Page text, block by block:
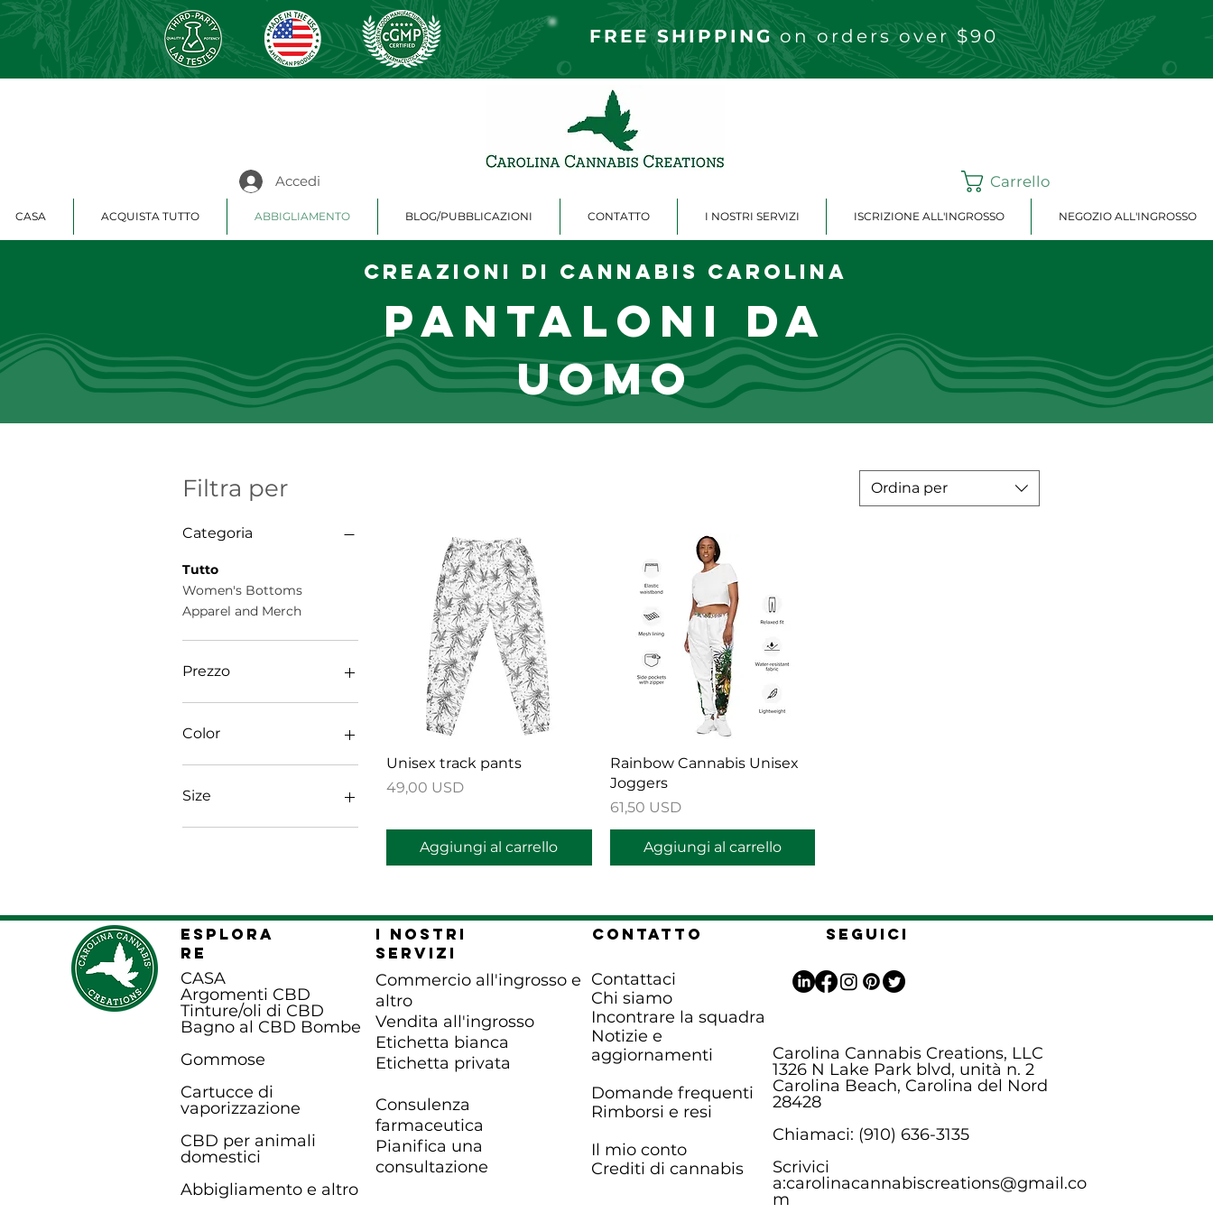
FREE SHIPPINGon orders over $90
Accedi Carrello
CASA ACQUISTA TUTTO ABBIGLIAMENTO BLOG/PUBBLICAZIONI CONTATTO I NOSTRI SERVIZI ISCRIZIONE ALL'INGROSSO NEGOZIO ALL'INGROSSO
Creazioni di cannabis Carolina
Pantaloni da
uomo
Filtra per
Categoria
Tutto
Women's Bottoms
Apparel and Merch
Prezzo
49 USD
Color
Black
White
Size
2XL
S
XL
Ordina per
Vista rapida
Unisex track pants
Prezzo
49,00 USD
Aggiungi al carrello
Vista rapida
Rainbow Cannabis Unisex
Joggers
Prezzo
61,50 USD
Aggiungi al carrello
ESPLORA
RE
CASA
Argomenti CBD
Tinture/oli di CBD
Bagno al CBD Bombe
Gommose
Cartucce di
vaporizzazione
CBD per animali
domestici
Abbigliamento e altro
I nostri
servizi
Commercio all'ingrosso e
altro
Vendita all'ingrosso
Etichetta bianca
Etichetta privata
Consulenza
farmaceutica
Pianifica una
consultazione
Contatto
Contattaci
Chi siamo
Incontrare la squadra
Notizie e
aggiornamenti
Domande frequenti
Rimborsi e resi
Il mio conto
Crediti di cannabis
Seguici
Carolina Cannabis Creations, LLC
1326 N Lake Park blvd, unità n. 2
Carolina Beach, Carolina del Nord
28428
Chiamaci: (910) 636-3135
Scrivici
a:carolinacannabiscreations@gmail.co
m